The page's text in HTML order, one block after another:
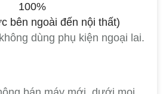
100%
bên ngoài đến nội thất)
dùng phụ kiện ngoại lai.